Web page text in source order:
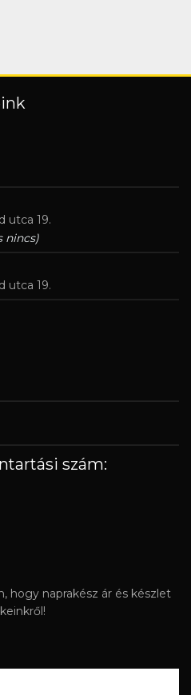
utca 19.
nincs)
utca 19.
szám:
hogy naprakész ár és készlet